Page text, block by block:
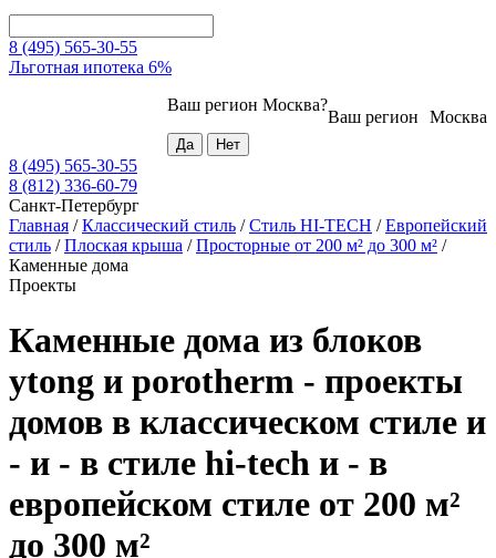
8 (495) 565-30-55
Льготная ипотека 6%
Москва
Ваш регион
Ваш регион Москва?
8 (495) 565-30-55
8 (812) 336-60-79
Санкт-Петербург
Главная /Классический стиль /Стиль HI-TECH /Европейский
стиль /Плоская крыша /Просторные от 200 м² до 300 м² /
Каменные дома
Проекты
Каменные дома из блоков
ytong и porotherm - проекты
домов в классическом стиле и
- и - в стиле hi-tech и - в
европейском стиле от 200 м²
до 300 м²